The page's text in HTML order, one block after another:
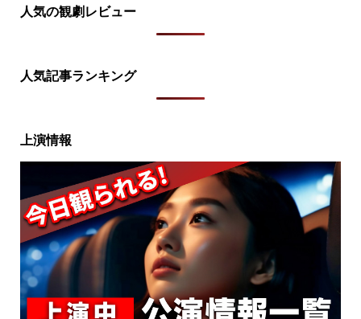
人気の観劇レビュー
人気記事ランキング
上演情報